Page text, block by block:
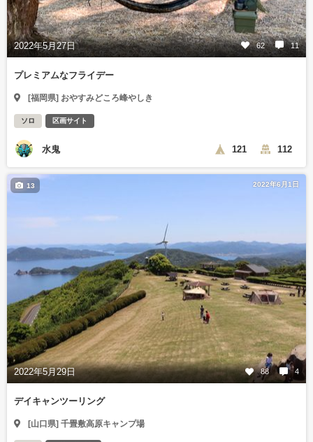
2022年5月27日 62 11
プレミアムなフライデー
[福岡県] おやすみどころ峰やしき
ソロ 区画サイト
水鬼 121 112
2022年6月1日
2022年5月29日 88 4
13
デイキャンツーリング
[山口県] 千畳敷高原キャンプ場